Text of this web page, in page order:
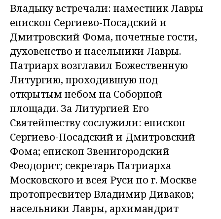
Владыку встречали: наместник Лавры
епископ Сергиево-Посадский и
Дмитровский Фома, почетные гости,
духовенство и насельники Лавры.
Патриарх возглавил Божественную
Литургию, проходившую под
открытым небом на Соборной
площади. За Литургией Его
Святейшеству сослужили: епископ
Сергиево-Посадский и Дмитровский
Фома; епископ Звенигородский
Феодорит; секретарь Патриарха
Московского и всея Руси по г. Москве
протопресвитер Владимир Диваков;
насельники Лавры, архимандрит